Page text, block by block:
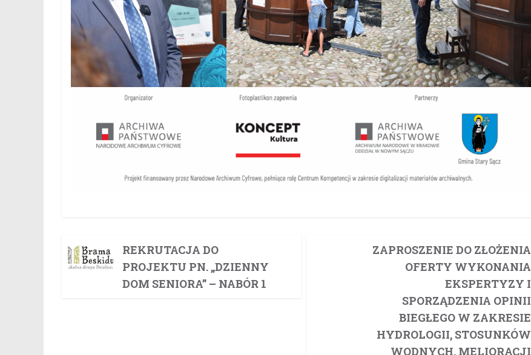
REKRUTACJA DO
PROJEKTU PN. „DZIENNY
DOM SENIORA” – NABÓR 1
ZAPROSZENIE DO ZŁOŻENIA
OFERTY WYKONANIA
EKSPERTYZY I
SPORZĄDZENIA OPINII
BIEGŁEGO W ZAKRESIE
HYDROLOGII, STOSUNKÓW
WODNYCH, MELIORACJI